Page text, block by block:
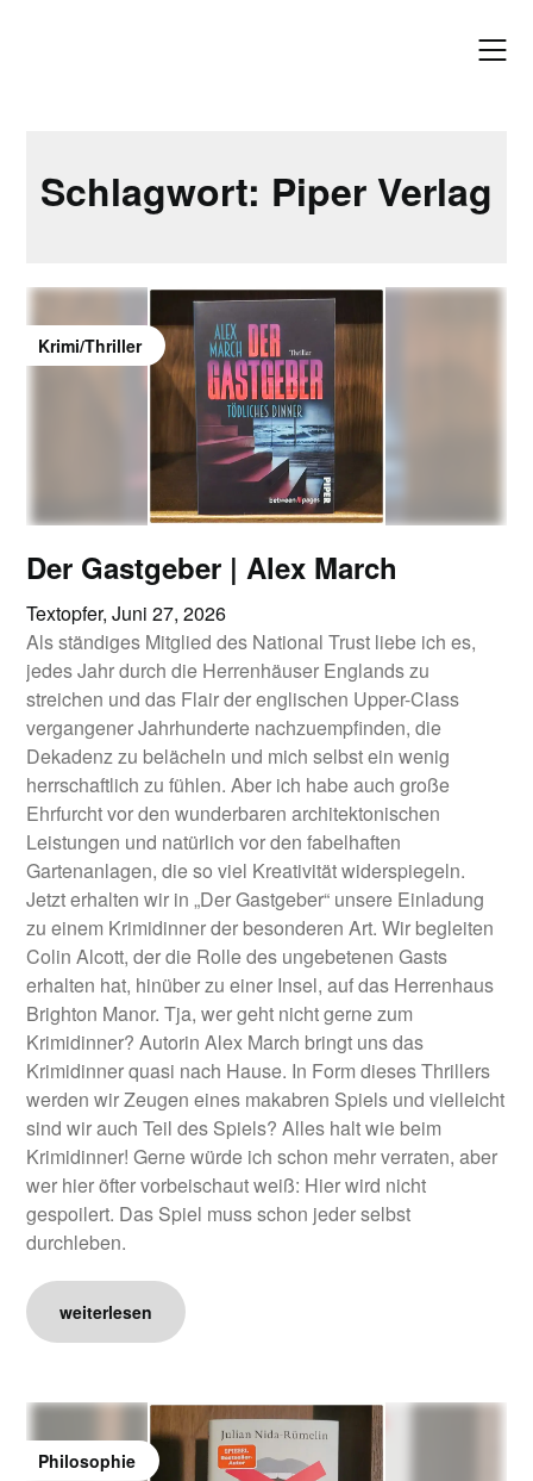
Schlagwort: Piper Verlag
Krimi/Thriller
Der Gastgeber | Alex March
Textopfer,Juni 27, 2026
Als ständiges Mitglied des National Trust liebe ich es,
jedes Jahr durch die Herrenhäuser Englands zu
streichen und das Flair der englischen Upper-Class
vergangener Jahrhunderte nachzuempfinden, die
Dekadenz zu belächeln und mich selbst ein wenig
herrschaftlich zu fühlen. Aber ich habe auch große
Ehrfurcht vor den wunderbaren architektonischen
Leistungen und natürlich vor den fabelhaften
Gartenanlagen, die so viel Kreativität widerspiegeln.
Jetzt erhalten wir in „Der Gastgeber“ unsere Einladung
zu einem Krimidinner der besonderen Art. Wir begleiten
Colin Alcott, der die Rolle des ungebetenen Gasts
erhalten hat, hinüber zu einer Insel, auf das Herrenhaus
Brighton Manor. Tja, wer geht nicht gerne zum
Krimidinner? Autorin Alex March bringt uns das
Krimidinner quasi nach Hause. In Form dieses Thrillers
werden wir Zeugen eines makabren Spiels und vielleicht
sind wir auch Teil des Spiels? Alles halt wie beim
Krimidinner! Gerne würde ich schon mehr verraten, aber
wer hier öfter vorbeischaut weiß: Hier wird nicht
gespoilert. Das Spiel muss schon jeder selbst
durchleben.
weiterlesen
Philosophie